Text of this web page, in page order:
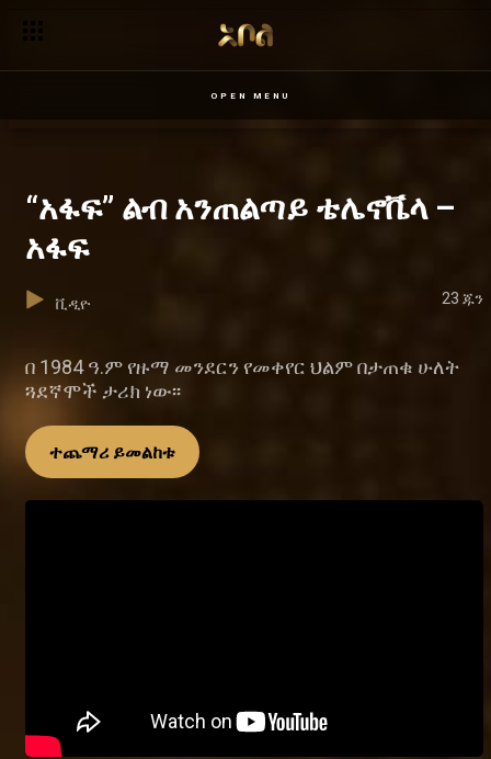
OPEN MENU
“አፋፍ” ልብ አንጠልጣይ ቴሌኖቬላ –
አፋፍ
ቪዲዮ 23 ጁን
በ 1984 ዓ.ም የዙማ መንደርን የመቀየር ህልም በታጠቁ ሁለት
ጓደኛሞች ታሪክ ነው፡፡
ተጨማሪ ይመልከቱ